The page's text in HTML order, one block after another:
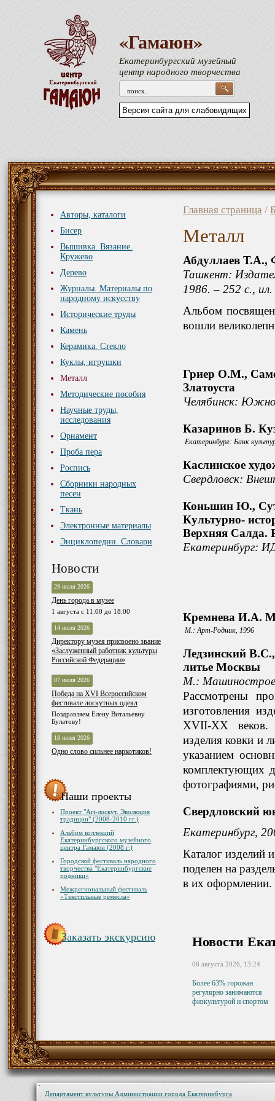
«Гамаюн»
Екатеринбургский музейный
центр народного творчества
Версия сайта для слабовидящих
Авторы, каталоги
Бисер
Вышивка. Вязание.
Кружево
Дерево
Журналы. Материалы по
народному искусству
Исторические труды
Камень
Керамика. Стекло
Куклы, игрушки
Металл
Методические пособия
Научные труды,
исследования
Орнамент
Проба пера
Роспись
Сборники народных
песен
Ткань
Электронные материалы
Энциклопедии. Словари
Новости
29 июля 2026
День города в музее
1 августа с 11:00 до 18:00
14 июля 2026
Директору музея присвоено звание
«Заслуженный работник культуры
Российской Федерации»
07 июля 2026
Победа на XVI Всероссийском
фестивале лоскутных одеял
Поздравляем Елену Витальевну
Булатову!
18 июня 2026
Одно слово сильнее наркотиков!
Наши проекты
Проект "Art-лоскут. Эволюция
традиции" (2008-2010 гг.)
Альбом коллекций
Екатеринбургского музейного
центра Гамаюн (2008 г.)
Городской фестиваль народного
творчества "Екатеринбургские
родники»
Межрегиональный фестиваль
«Текстильные ремесла»
Заказать экскурсию
Главная страница /
Металл
Абдуллаев Т.А.,
Ташкент:
1986. – 252 с., ил.
Альбом посвящен
вошли
Гриер О.М.,
Златоуста
Челябинск:
Казаринов Б.
Екатеринбург: Банк
Каслинское
Свердловск:
Коньшин Ю.,
Культурно-
Верхняя Салда.
Екатеринбург:
Кремнева И.А.
М.: Арт-Родник, 1996
Ледзинский
литье Москвы
М.:
Рассмотрены
изготовления
XVII-XX веков.
изделия ковки и
указанием
комплектующих
фотографиями,
Свердловский
Екатеринбург,
Каталог изделий
поделен на
в их оформлении.
Новости
06 августа 2026, 13:24
Более 63% горожан
регулярно занимаются
физкультурой и спортом
Департамент культуры Администрации города Екатеринбурга